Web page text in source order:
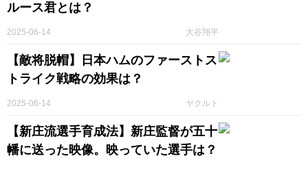
ルース君とは？
大谷翔平
2025-06-14
【敵将脱帽】日本ハムのファーストス
トライク戦略の効果は？
ヤクルト
2025-06-14
【新庄流選手育成法】新庄監督が五十
幡に送った映像。映っていた選手は？